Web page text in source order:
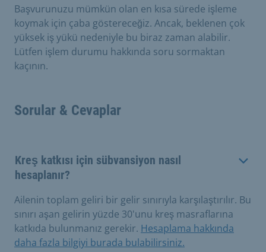
Başvurunuzu mümkün olan en kısa sürede işleme
koymak için çaba göstereceğiz. Ancak, beklenen çok
yüksek iş yükü nedeniyle bu biraz zaman alabilir.
Lütfen işlem durumu hakkında soru sormaktan
kaçının.
Sorular & Cevaplar
Kreş katkısı için sübvansiyon nasıl
hesaplanır?
Ailenin toplam geliri bir gelir sınırıyla karşılaştırılır. Bu
sınırı aşan gelirin yüzde 30'unu kreş masraflarına
katkıda bulunmanız gerekir. Hesaplama hakkında
daha fazla bilgiyi burada bulabilirsiniz.